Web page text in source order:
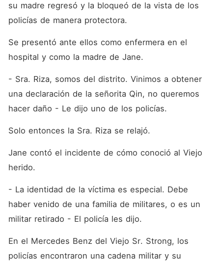
su madre regresó y la bloqueó de la vista de los
policías de manera protectora.
Se presentó ante ellos como enfermera en el
hospital y como la madre de Jane.
- Sra. Riza, somos del distrito. Vinimos a obtener
una declaración de la señorita Qin, no queremos
hacer daño - Le dijo uno de los policías.
Solo entonces la Sra. Riza se relajó.
Jane contó el incidente de cómo conoció al Viejo
herido.
- La identidad de la víctima es especial. Debe
haber venido de una familia de militares, o es un
militar retirado - El policía les dijo.
En el Mercedes Benz del Viejo Sr. Strong, los
policías encontraron una cadena militar y su